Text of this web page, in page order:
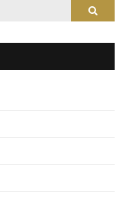
Search